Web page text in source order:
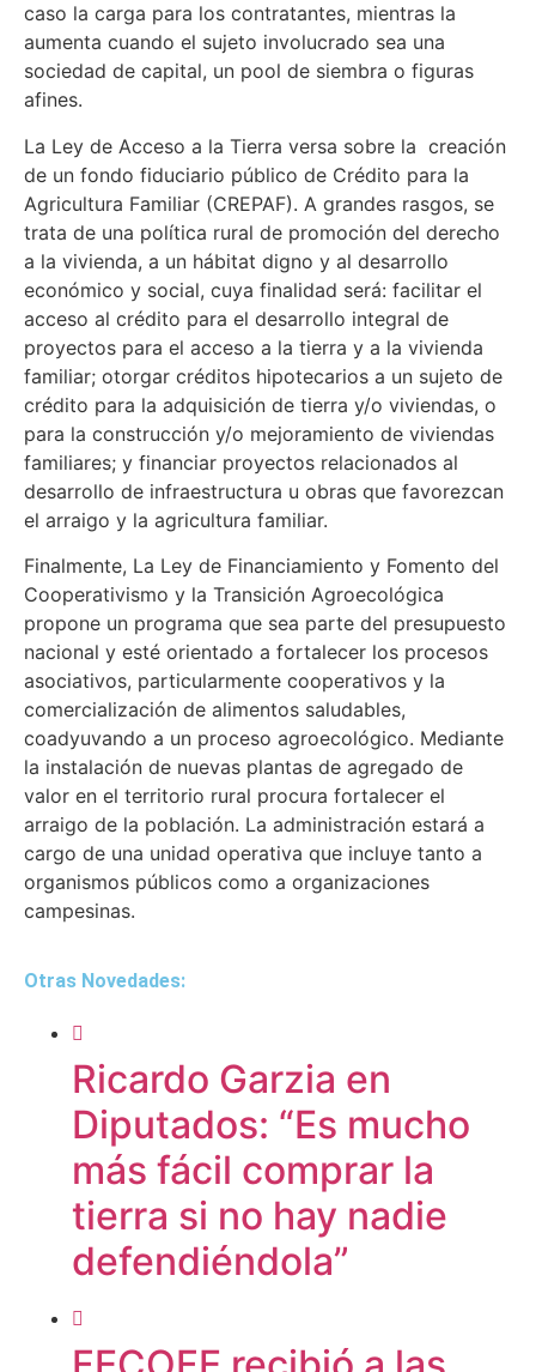
caso la carga para los contratantes, mientras la
aumenta cuando el sujeto involucrado sea una
sociedad de capital, un pool de siembra o figuras
afines.
La Ley de Acceso a la Tierra versa sobre la creación
de un fondo fiduciario público de Crédito para la
Agricultura Familiar (CREPAF). A grandes rasgos, se
trata de una política rural de promoción del derecho
a la vivienda, a un hábitat digno y al desarrollo
económico y social, cuya finalidad será: facilitar el
acceso al crédito para el desarrollo integral de
proyectos para el acceso a la tierra y a la vivienda
familiar; otorgar créditos hipotecarios a un sujeto de
crédito para la adquisición de tierra y/o viviendas, o
para la construcción y/o mejoramiento de viviendas
familiares; y financiar proyectos relacionados al
desarrollo de infraestructura u obras que favorezcan
el arraigo y la agricultura familiar.
Finalmente, La Ley de Financiamiento y Fomento del
Cooperativismo y la Transición Agroecológica
propone un programa que sea parte del presupuesto
nacional y esté orientado a fortalecer los procesos
asociativos, particularmente cooperativos y la
comercialización de alimentos saludables,
coadyuvando a un proceso agroecológico. Mediante
la instalación de nuevas plantas de agregado de
valor en el territorio rural procura fortalecer el
arraigo de la población. La administración estará a
cargo de una unidad operativa que incluye tanto a
organismos públicos como a organizaciones
campesinas.
Otras Novedades:
Ricardo Garzia en
Diputados: “Es mucho
más fácil comprar la
tierra si no hay nadie
defendiéndola”